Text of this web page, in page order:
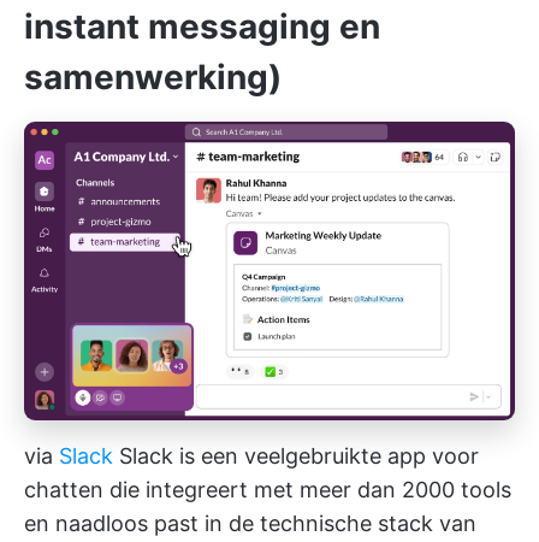
instant messaging en
samenwerking)
via Slack Slack is een veelgebruikte app voor
chatten die integreert met meer dan 2000 tools
en naadloos past in de technische stack van